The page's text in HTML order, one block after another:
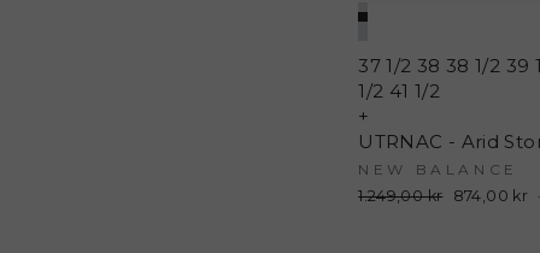
37 1/2 38 38 1/2 39
1/2 41 1/2
+
NEW BALANCE
Normalpris
1.249,00 kr 874,00 kr